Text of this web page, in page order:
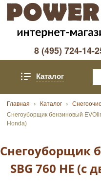
8 (495) 724-14-
Каталог
Главная Каталог
Снегоуборщик бензиновый
Honda)
Снегоуборщик
SBG 760 HE (с